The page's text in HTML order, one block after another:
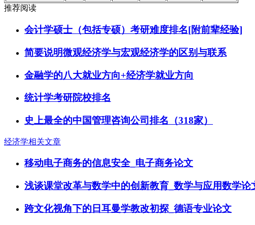
推荐阅读
会计学硕士（包括专硕）考研难度排名[附前辈经验]
简要说明微观经济学与宏观经济学的区别与联系
金融学的八大就业方向+经济学就业方向
统计学考研院校排名
史上最全的中国管理咨询公司排名（318家）
经济学相关文章
移动电子商务的信息安全_电子商务论文
浅谈课堂改革与数学中的创新教育_数学与应用数学论
跨文化视角下的日耳曼学教改初探_德语专业论文